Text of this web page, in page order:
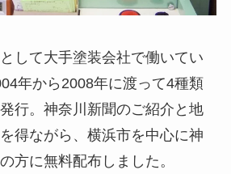
して大手塗装会社で働いてい
年から2008年に渡って4種類
行。神奈川新聞のご紹介と地
得ながら、横浜市を中心に神
方に無料配布しました。